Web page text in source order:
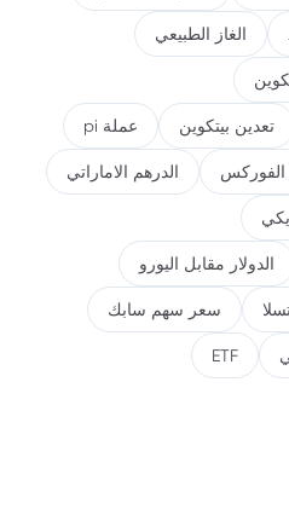
الغاز الطبيعي
تعدين بيتكوين عملة pi
الفوركس الدرهم الاماراتي
الدولار مقابل اليورو
سعر سهم سابك
ETF